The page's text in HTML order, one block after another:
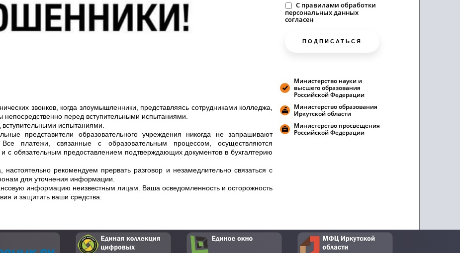
звонков, когда злоумышленники, представляясь сотрудниками колледжа,
непосредственно перед вступительными испытаниями.
испытаниями.
представители образовательного учреждения никогда не запрашивают
платежи, связанные с образовательным процессом, осуществляются
с обязательным предоставлением подтверждающих документов в бухгалтерию
настоятельно рекомендуем прервать разговор и незамедлительно связаться с
для уточнения информации.
информацию неизвестным лицам. Ваша осведомленность и осторожность
и защитить ваши средства.
C правилами обработки
персональных данных
согласен
ПОДПИСАТЬСЯ
Министерство науки и
высшего образования
Российской Федерации
Министерство образования
Иркутской области
Министерство просвещения
Российской Федерации